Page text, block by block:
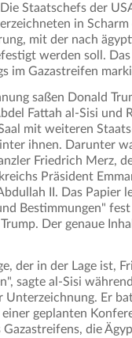
Staatschefs der
in Scharm
mit der nach
werden soll.
im Gazastreifen
saßen Donald
Fattah al-Sisi und
mit weiteren
ihnen. Darunter
Friedrich Merz,
Präsident
II. Das Papier
Bestimmungen"
Der genaue
der in der Lage ist,
sagte al-Sisi
Unterzeichnung. Er
geplanten
die